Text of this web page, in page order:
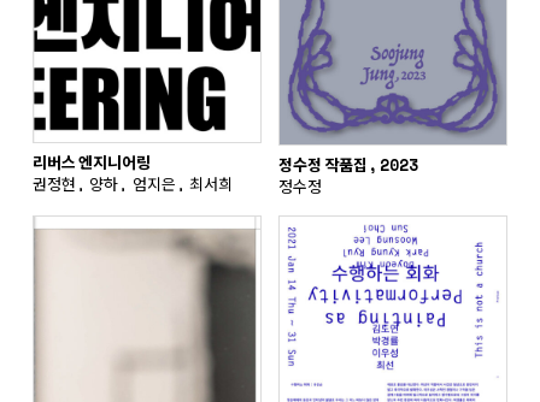
리버스 엔지니어링
권정현, 양하, 엄지은, 최서희
정수정 작품집, 2023
정수정